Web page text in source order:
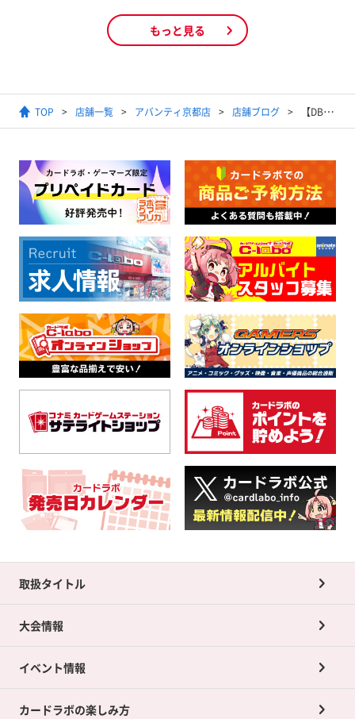
もっと見る
TOP 店舗一覧 アバンティ京都店 店舗ブログ 【DBSCG FUSION WORLD】2025年1月9日開催ショップバトル結果発表【優勝デッキ】
取扱タイトル
大会情報
イベント情報
カードラボの楽しみ方